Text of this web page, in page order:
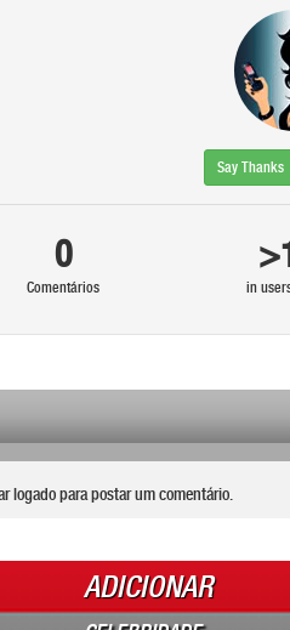
Say Thanks
0
Comentários in
logado para postar um comentário.
ADICIONAR